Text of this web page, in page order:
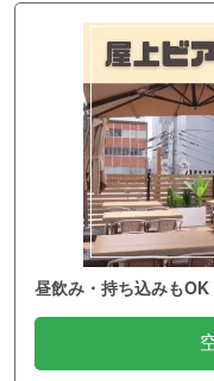
昼飲み・持ち込みも